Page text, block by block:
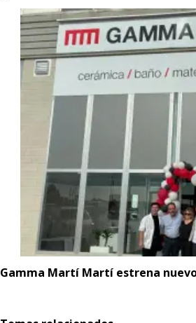
Gamma Martí Martí estrena